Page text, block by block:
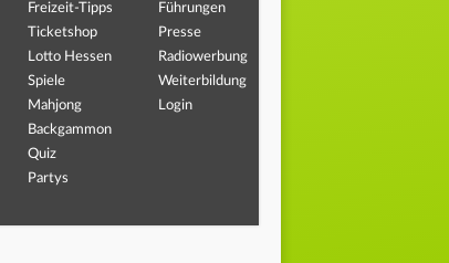
Freizeit-Tipps
Ticketshop
Lotto Hessen
Spiele
Mahjong
Backgammon
Quiz
Partys
Führungen
Presse
Radiowerbung
Weiterbildung
Login